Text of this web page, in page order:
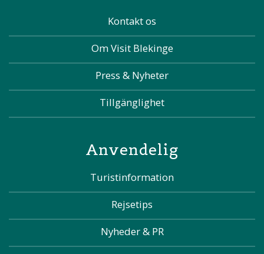
Kontakt os
Om Visit Blekinge
Press & Nyheter
Tillgänglighet
Anvendelig
Turistinformation
Rejsetips
Nyheder & PR